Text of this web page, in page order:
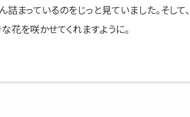
詰まっているのをじっと見ていました。そして
花を咲かせてくれますように。